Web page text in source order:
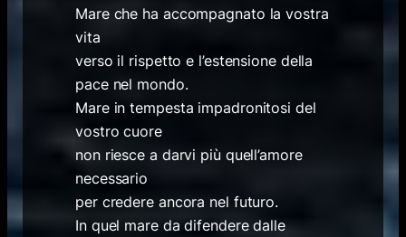
Mare che ha accompagnato la vostra
vita
verso il rispetto e l’estensione della
pace nel mondo.
Mare in tempesta impadronitosi del
vostro cuore
non riesce a darvi più quell’amore
necessario
per credere ancora nel futuro.
In quel mare da difendere dalle